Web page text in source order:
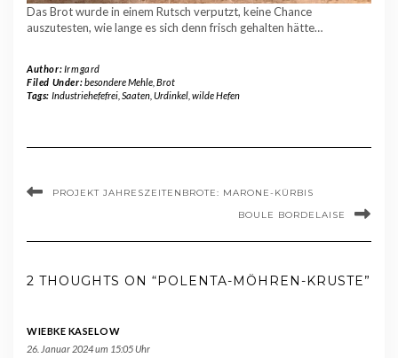
Das Brot wurde in einem Rutsch verputzt, keine Chance
auszutesten, wie lange es sich denn frisch gehalten hätte…
Author:Irmgard
Filed Under:besondere Mehle, Brot
Tags: Industriehefefrei, Saaten, Urdinkel, wilde Hefen
PROJEKT JAHRESZEITENBROTE: MARONE-KÜRBIS
BOULE BORDELAISE
2 THOUGHTS ON “POLENTA-MÖHREN-KRUSTE”
WIEBKE KASELOW
26. Januar 2024 um 15:05 Uhr